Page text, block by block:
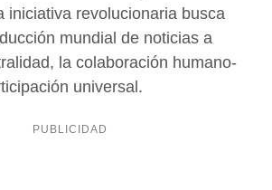
iniciativa revolucionaria busca
mundial de noticias a
la colaboración humano-
universal.